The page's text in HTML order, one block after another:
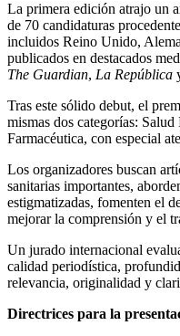
La primera edición atrajo un
de 70 candidaturas
incluidos Reino Unido,
publicados en destacados
The Guardian, La República
Tras este sólido debut, el
mismas dos categorías:
Farmacéutica, con especial
Los organizadores buscan
sanitarias importantes,
estigmatizadas, fomenten el
mejorar la comprensión y el
Un jurado internacional
calidad periodística,
relevancia, originalidad y
Directrices para la